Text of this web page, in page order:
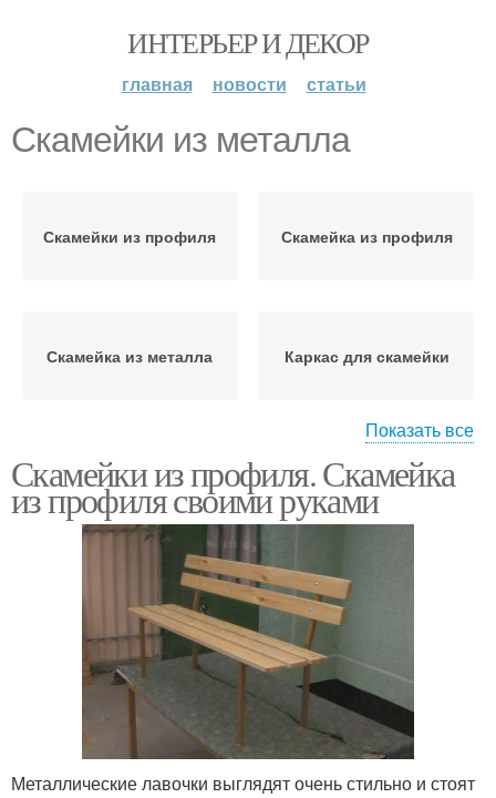
ИНТЕРЬЕР И ДЕКОР
главная новости статьи
Скамейки из металла
Скамейки из профиля Скамейка из профиля
Скамейка из металла Каркас для скамейки
Садовая скамейка Деревянные скамейки
Скамейки из пластика Садовые скамейки
Скамейки со столиком Скамейка для дачи
Показать все
Скамейки из профиля. Скамейка
из профиля своими руками
Металлические лавочки выглядят очень стильно и стоят